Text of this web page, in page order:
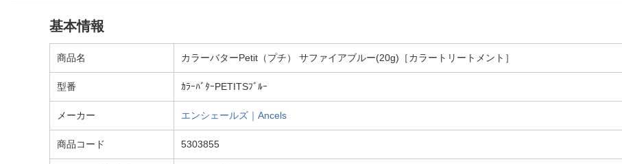
基本情報
商品名 カラーバターPetit（プチ） サファイアブルー(20g)［カラートリートメント］
型番 ｶﾗｰﾊﾞﾀｰPETITSﾌﾞﾙｰ
メーカー エンシェールズ｜Ancels
商品コード 5303855